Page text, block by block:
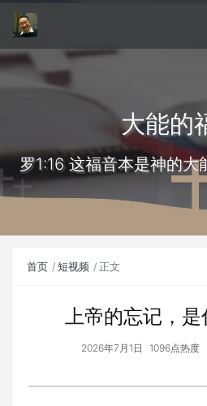
大能的
罗1:16 这福音本是神的大
首页 短视频 正文
上帝的忘记，是
2026年7月1日 1096点热度